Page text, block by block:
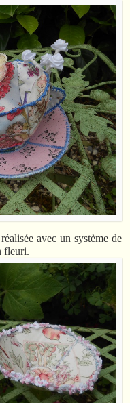
avec un système de
fleuri.